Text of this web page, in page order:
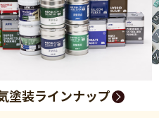
塗装ラインナップ